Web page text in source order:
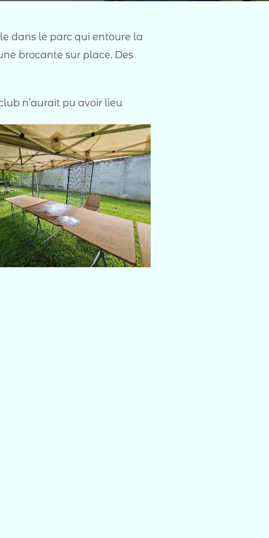
dans le parc qui entoure la
brocante sur place. Des
n’aurait pu avoir lieu